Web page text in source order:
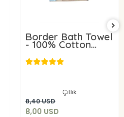
Border Bath Towel
- 100% Cotton
Material.
Çıtlık
8,40 USD
8,00 USD
Add to cart